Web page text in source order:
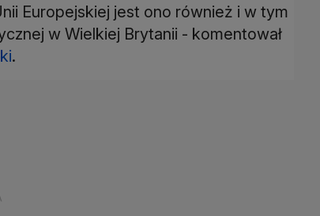
Europejskiej jest ono również i w tym
w Wielkiej Brytanii - komentował
.